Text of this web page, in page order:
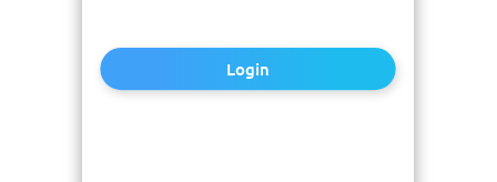
Login